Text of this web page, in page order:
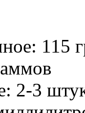
115
2-3